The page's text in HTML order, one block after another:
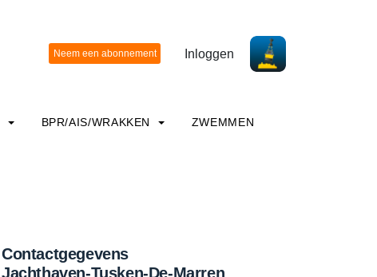
Inloggen
BPR/AIS/WRAKKEN ZWEMMEN
Contactgegevens
Jachthaven-Tusken-De-Marren